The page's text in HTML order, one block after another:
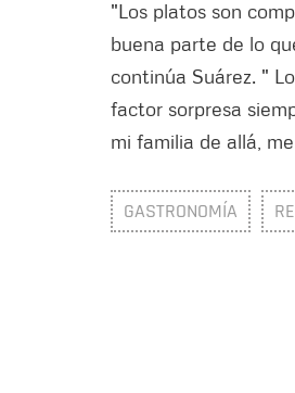
"Los platos son
buena parte de lo
continúa Suárez. "
factor sorpresa
mi familia de allá,
GASTRONOMÍA